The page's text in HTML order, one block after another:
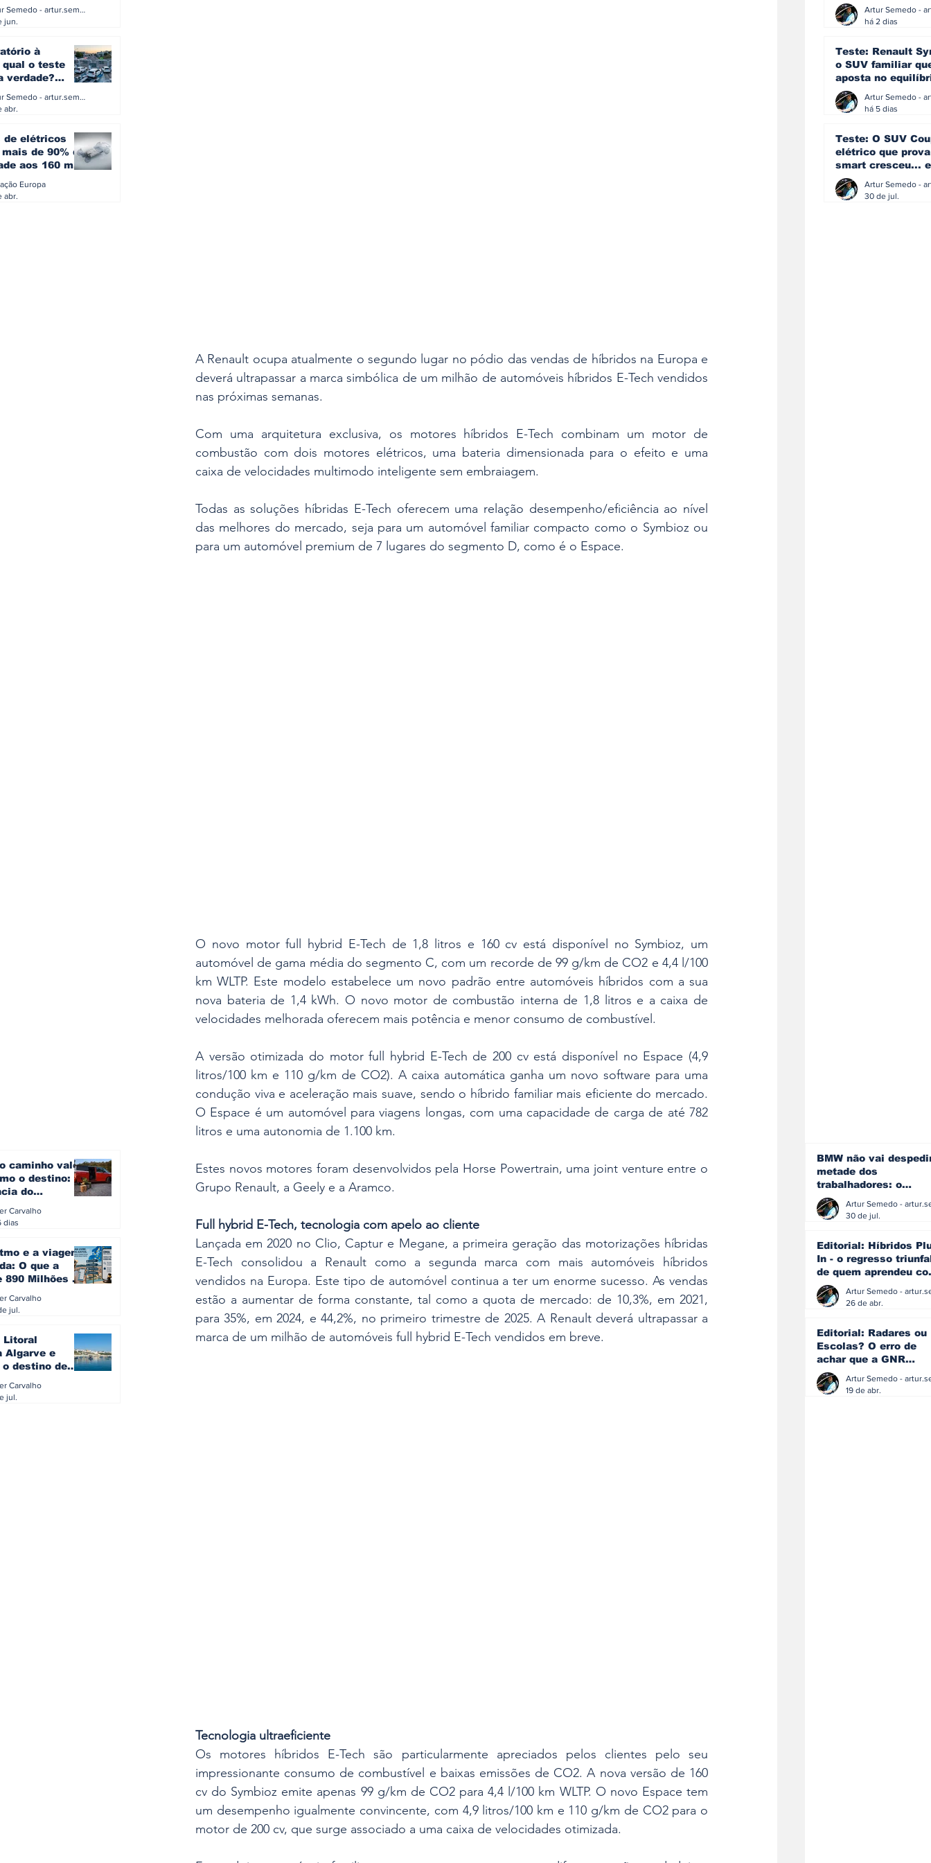
Artur Semedo - artur.semedo@publiracing.pt
jun.
à
qual o teste
verdade?
Artur Semedo - artur.semedo@publiracing.pt
abr.
de elétricos
de 90% da
aos 160 mil
Europa
abr.
A Renault ocupa atualmente o segundo lugar no pódio das vendas de híbridos na Europa e
deverá ultrapassar a marca simbólica de um milhão de automóveis híbridos E-Tech vendidos
nas próximas semanas.
Com uma arquitetura exclusiva, os motores híbridos E-Tech combinam um motor de
combustão com dois motores elétricos, uma bateria dimensionada para o efeito e uma
caixa de velocidades multimodo inteligente sem embraiagem.
Todas as soluções híbridas E-Tech oferecem uma relação desempenho/eficiência ao nível
das melhores do mercado, seja para um automóvel familiar compacto como o Symbioz ou
para um automóvel premium de 7 lugares do segmento D, como é o Espace.
O novo motor full hybrid E-Tech de 1,8 litros e 160 cv está disponível no Symbioz, um
automóvel de gama média do segmento C, com um recorde de 99 g/km de CO2 e 4,4 l/100
km WLTP. Este modelo estabelece um novo padrão entre automóveis híbridos com a sua
nova bateria de 1,4 kWh. O novo motor de combustão interna de 1,8 litros e a caixa de
velocidades melhorada oferecem mais potência e menor consumo de combustível.
A versão otimizada do motor full hybrid E-Tech de 200 cv está disponível no Espace (4,9
litros/100 km e 110 g/km de CO2). A caixa automática ganha um novo software para uma
condução viva e aceleração mais suave, sendo o híbrido familiar mais eficiente do mercado.
O Espace é um automóvel para viagens longas, com uma capacidade de carga de até 782
litros e uma autonomia de 1.100 km.
Estes novos motores foram desenvolvidos pela Horse Powertrain, uma joint venture entre o
Grupo Renault, a Geely e a Aramco.
Full hybrid E-Tech, tecnologia com apelo ao cliente
Lançada em 2020 no Clio, Captur e Megane, a primeira geração das motorizações híbridas
E-Tech consolidou a Renault como a segunda marca com mais automóveis híbridos
vendidos na Europa. Este tipo de automóvel continua a ter um enorme sucesso. As vendas
estão a aumentar de forma constante, tal como a quota de mercado: de 10,3%, em 2021,
para 35%, em 2024, e 44,2%, no primeiro trimestre de 2025. A Renault deverá ultrapassar a
marca de um milhão de automóveis full hybrid E-Tech vendidos em breve.
Tecnologia ultraeficiente
Os motores híbridos E-Tech são particularmente apreciados pelos clientes pelo seu
impressionante consumo de combustível e baixas emissões de CO2. A nova versão de 160
cv do Symbioz emite apenas 99 g/km de CO2 para 4,4 l/100 km WLTP. O novo Espace tem
um desempenho igualmente convincente, com 4,9 litros/100 km e 110 g/km de CO2 para o
motor de 200 cv, que surge associado a uma caixa de velocidades otimizada.
caminho vale
o destino: a
do
europeu
Carvalho
dias
e a viagem
O que a
890 Milhões à
do turista na
Carvalho
jul.
Litoral
Algarve e
o destino de
Carvalho
jul.
eficiência e
simplicidade
há 2 dias
Teste: Renault
o SUV familiar
aposta no
ainda acredita na
manualhá 5 dias
Teste: O SUV
elétrico que
smart cresceu... e
amadureceu
30 de jul.
BMW não vai
metade dos
trabalhadores: o
problema é o
que muitos decidiram
30 de jul.
Editorial: Híbridos
In - o regresso
de quem aprendeu
os erros do passado
26 de abr.
Editorial: Radares ou
Escolas? O erro de
achar que a GNR
resolve o que a
educação falhou
19 de abr.